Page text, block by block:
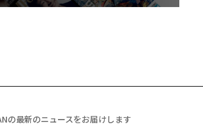
の最新のニュースをお届けします